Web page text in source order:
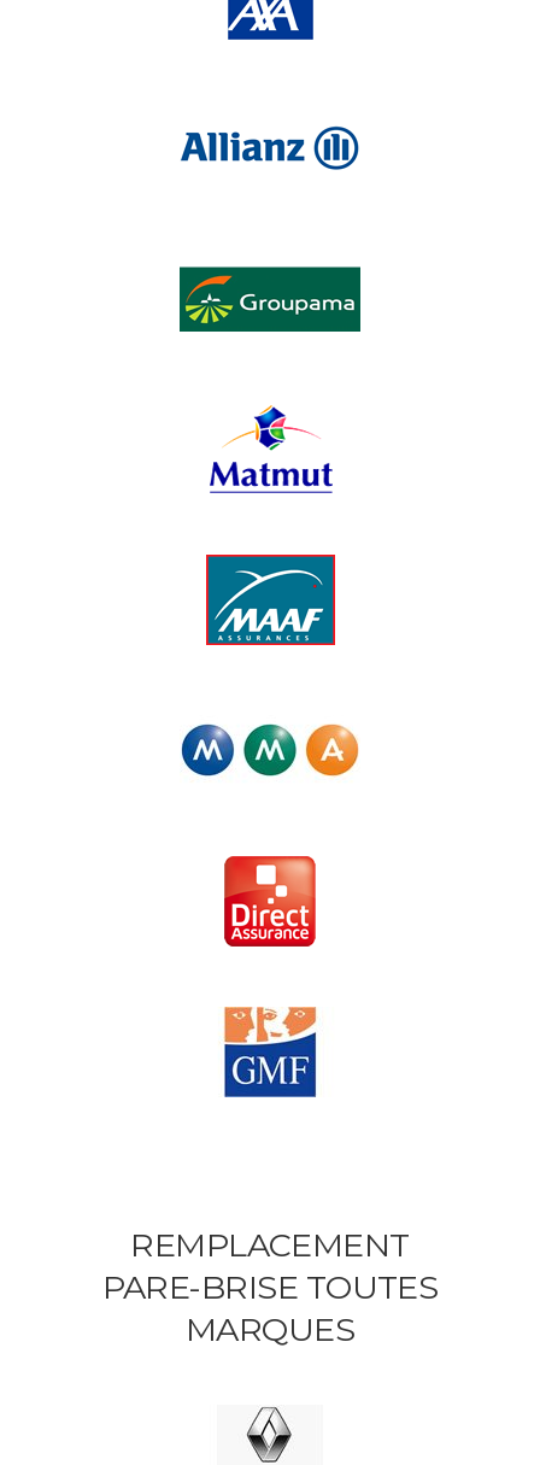
REMPLACEMENT
PARE-BRISE TOUTES
MARQUES